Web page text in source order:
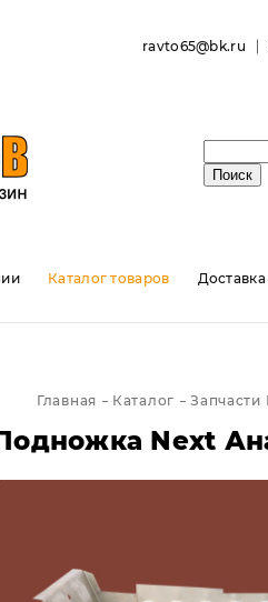
ravto65@bk.ru
Каталог товаров
Главная Каталог Запчасти
Next